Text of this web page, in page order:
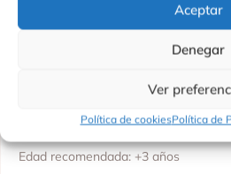
Aceptar
Denegar
Ver
Política de cookiesPolítica de
Color: beige
Talla: para muñeco 36 cm
Fabricado en España
Edad recomendada: +3 años